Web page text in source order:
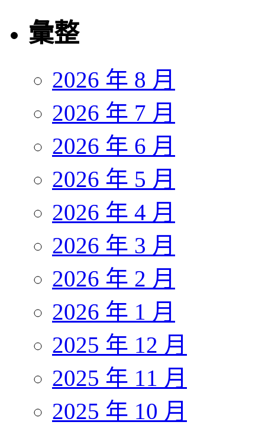
彙整
2026 年 8 月
2026 年 7 月
2026 年 6 月
2026 年 5 月
2026 年 4 月
2026 年 3 月
2026 年 2 月
2026 年 1 月
2025 年 12 月
2025 年 11 月
2025 年 10 月